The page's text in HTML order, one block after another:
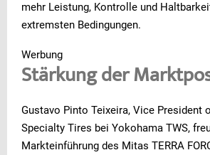
mehr Leistung, Kontrolle und
extremsten Bedingungen.
Werbung
Stärkung der
Gustavo Pinto Teixeira, Vice President
Specialty Tires bei Yokohama TWS,
Markteinführung des Mitas TERRA